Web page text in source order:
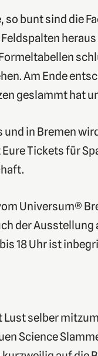
bunt sind die
Am Ende
geslammt hat
in Bremen
Tickets für
Universum®
der Ausstellung
18 Uhr ist
selber
Science